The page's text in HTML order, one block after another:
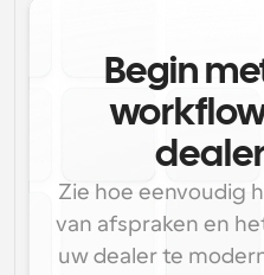
Begin
Zie hoe eenvoudig
van afspraken en
uw dealer te